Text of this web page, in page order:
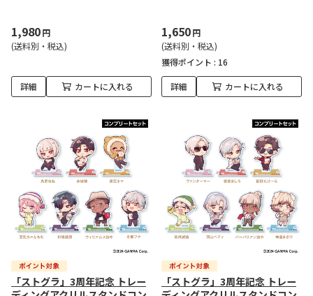
1,980円
(送料別・税込)
詳細 カートに入れる
1,650円
(送料別・税込)
獲得ポイント : 16
詳細 カートに入れる
「ストグラ」3周年記念 トレー
「ストグラ」3周年記念 トレー